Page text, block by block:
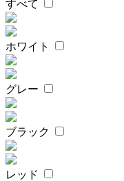
すべて
ホワイト
グレー
ブラック
レッド